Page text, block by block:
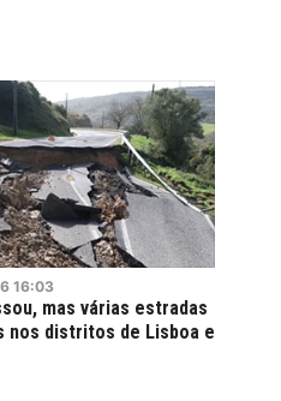
16:03
mas várias estradas
nos distritos de Lisboa e